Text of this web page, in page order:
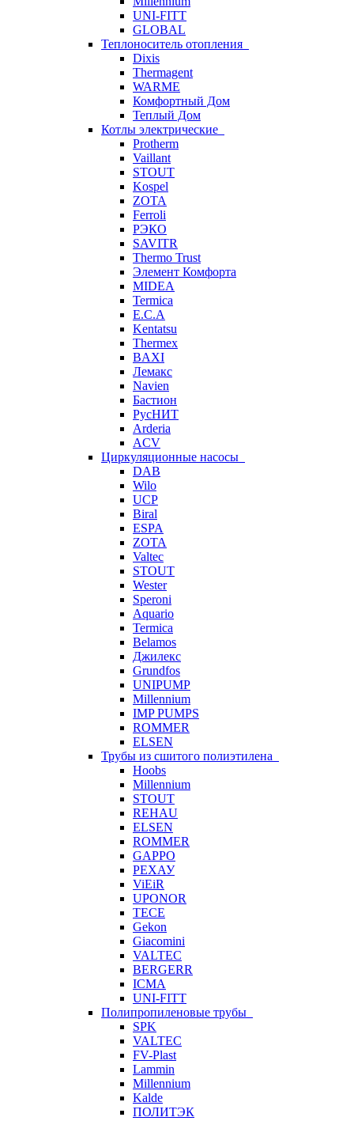
UNI-FITT
GLOBAL
Теплоноситель отопления
Dixis
Thermagent
WARME
Комфортный Дом
Теплый Дом
Котлы электрические
Protherm
Vaillant
STOUT
Kospel
ZOTA
Ferroli
РЭКО
SAVITR
Thermo Trust
Элемент Комфорта
MIDEA
Termica
E.C.A
Kentatsu
Thermex
BAXI
Лемакс
Navien
Бастион
РусНИТ
Arderia
ACV
Циркуляционные насосы
DAB
Wilo
UCP
Biral
ESPA
ZOTA
Valtec
STOUT
Wester
Speroni
Aquario
Termica
Belamos
Джилекс
Grundfos
UNIPUMP
Millennium
IMP PUMPS
ROMMER
ELSEN
Трубы из сшитого полиэтилена
Hoobs
Millennium
STOUT
REHAU
ELSEN
ROMMER
GAPPO
РЕХАУ
ViEiR
UPONOR
TECE
Gekon
Giacomini
VALTEC
BERGERR
ICMA
UNI-FITT
Полипропиленовые трубы
SPK
VALTEC
FV-Plast
Lammin
Millennium
Kalde
ПОЛИТЭК